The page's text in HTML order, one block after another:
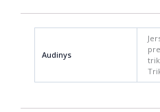
Audinys